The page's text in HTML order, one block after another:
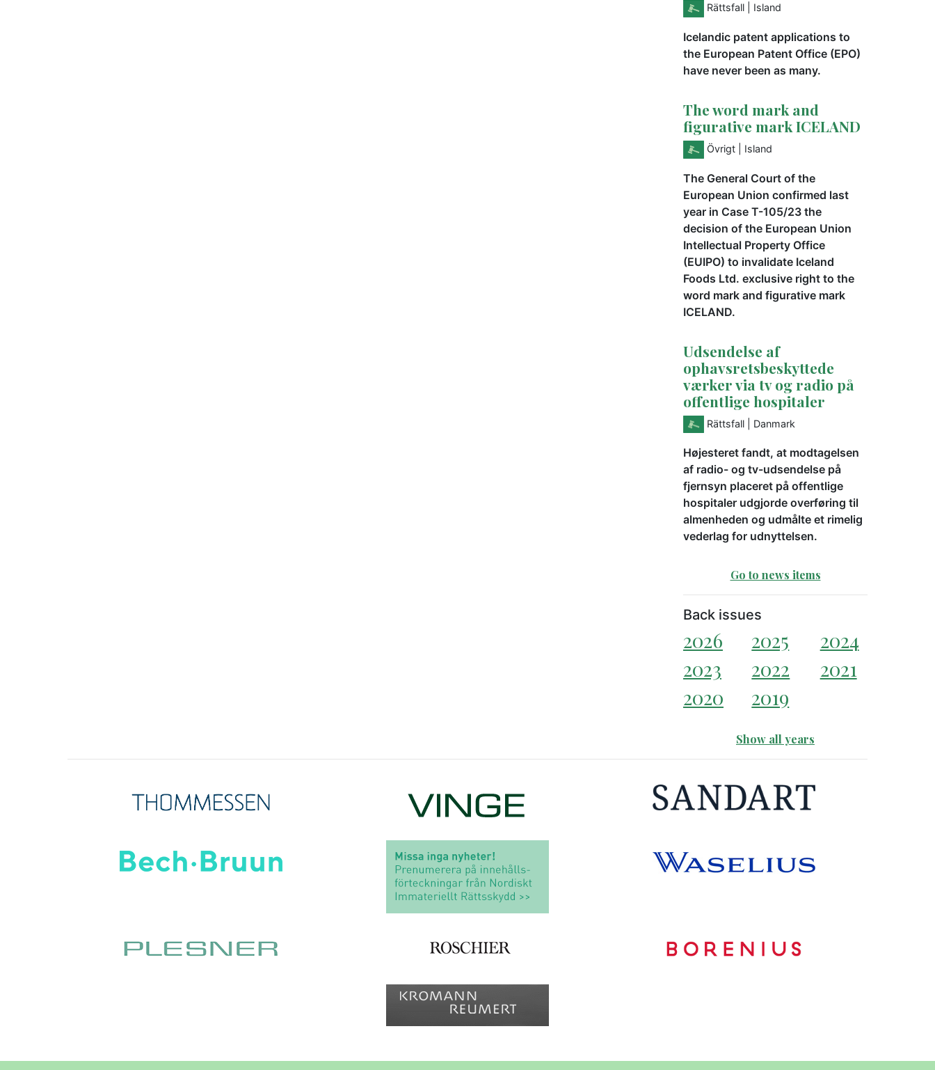
Rättsfall | Island
Icelandic patent applications to
the European Patent Office (EPO)
have never been as many.
The word mark and
figurative mark ICELAND
Övrigt | Island
The General Court of the
European Union confirmed last
year in Case T-105/23 the
decision of the European Union
Intellectual Property Office
(EUIPO) to invalidate Iceland
Foods Ltd. exclusive right to the
word mark and figurative mark
ICELAND.
Udsendelse af
ophavsretsbeskyttede
værker via tv og radio på
offentlige hospitaler
Rättsfall | Danmark
Højesteret fandt, at modtagelsen
af radio- og tv-udsendelse på
fjernsyn placeret på offentlige
hospitaler udgjorde overføring til
almenheden og udmålte et rimelig
vederlag for udnyttelsen.
Go to news items
Back issues
2026 2025
2024
2023
2022
2021
2020
2019
Show all years